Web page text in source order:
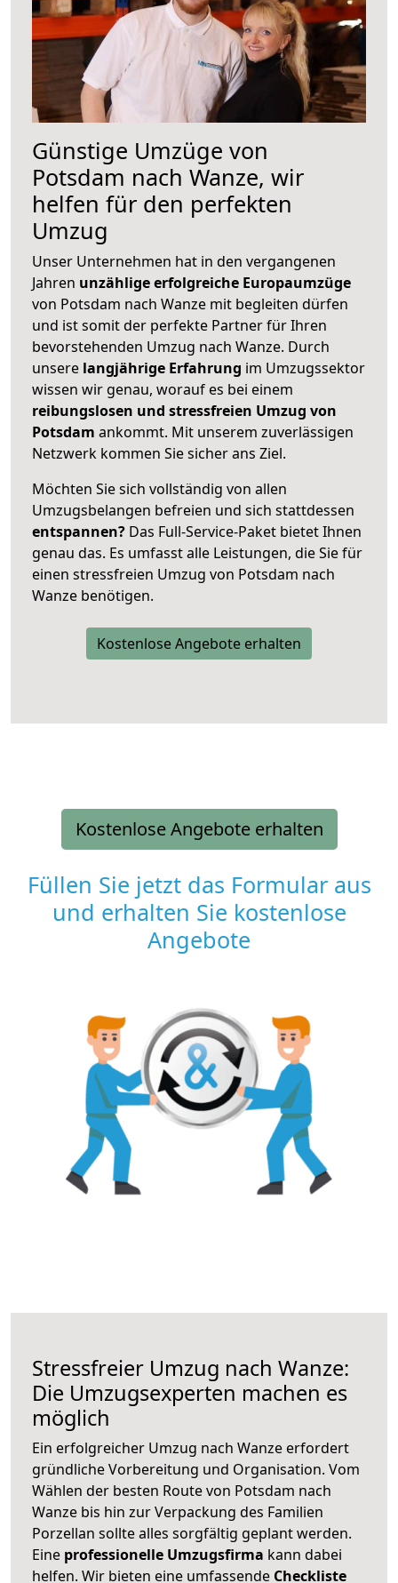
Günstige Umzüge von
Potsdam nach Wanze, wir
helfen für den perfekten
Umzug
Unser Unternehmen hat in den vergangenen
Jahren unzählige erfolgreiche Europaumzüge
von Potsdam nach Wanze mit begleiten dürfen
und ist somit der perfekte Partner für Ihren
bevorstehenden Umzug nach Wanze. Durch
unsere langjährige Erfahrung im Umzugssektor
wissen wir genau, worauf es bei einem
reibungslosen und stressfreien Umzug von
Potsdam ankommt. Mit unserem zuverlässigen
Netzwerk kommen Sie sicher ans Ziel.
Möchten Sie sich vollständig von allen
Umzugsbelangen befreien und sich stattdessen
entspannen? Das Full-Service-Paket bietet Ihnen
genau das. Es umfasst alle Leistungen, die Sie für
einen stressfreien Umzug von Potsdam nach
Wanze benötigen.
Kostenlose Angebote erhalten
Kostenlose Angebote erhalten
Füllen Sie jetzt das Formular aus
und erhalten Sie kostenlose
Angebote
Stressfreier Umzug nach Wanze:
Die Umzugsexperten machen es
möglich
Ein erfolgreicher Umzug nach Wanze erfordert
gründliche Vorbereitung und Organisation. Vom
Wählen der besten Route von Potsdam nach
Wanze bis hin zur Verpackung des Familien
Porzellan sollte alles sorgfältig geplant werden.
Eine professionelle Umzugsfirma kann dabei
helfen. Wir bieten eine umfassende Checkliste